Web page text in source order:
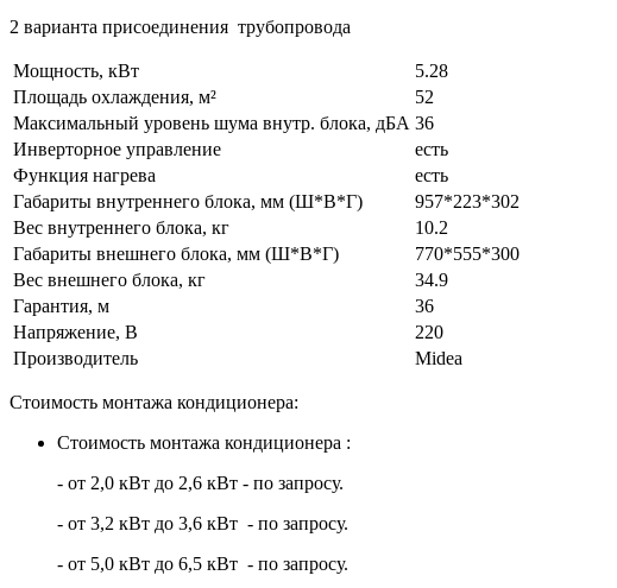
2 варианта присоединения трубопровода
Мощность, кВт
5.28
Площадь охлаждения, м²
52
Максимальный уровень шума внутр. блока, дБА 36
Инверторное управление
есть
Функция нагрева
есть
Габариты внутреннего блока, мм (Ш*В*Г)
957*223*302
Вес внутреннего блока, кг
10.2
Габариты внешнего блока, мм (Ш*В*Г)
770*555*300
Вес внешнего блока, кг
34.9
Гарантия, м
36
Напряжение, В
220
Производитель
Midea
Стоимость монтажа кондиционера:
Стоимость монтажа кондиционера :
- от 2,0 кВт до 2,6 кВт - по запросу.
- от 3,2 кВт до 3,6 кВт - по запросу.
- от 5,0 кВт до 6,5 кВт - по запросу.